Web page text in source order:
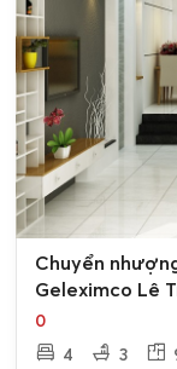
Chuyển
Geleximco Lê
0
4
3